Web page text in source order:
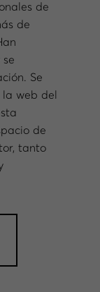
de
de
Se
web del
de
tanto